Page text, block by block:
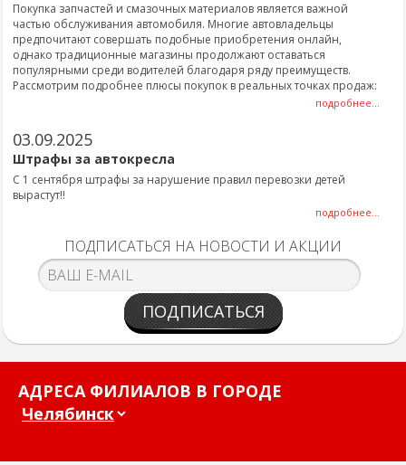
Покупка запчастей и смазочных материалов является важной
частью обслуживания автомобиля. Многие автовладельцы
предпочитают совершать подобные приобретения онлайн,
однако традиционные магазины продолжают оставаться
популярными среди водителей благодаря ряду преимуществ.
Рассмотрим подробнее плюсы покупок в реальных точках продаж:
подробнее...
03.09.2025
Штрафы за автокресла
С 1 сентября штрафы за нарушение правил перевозки детей
вырастут!!
подробнее...
ПОДПИСАТЬСЯ НА НОВОСТИ И АКЦИИ
ПОДПИСАТЬСЯ
АДРЕСА ФИЛИАЛОВ В ГОРОДЕ